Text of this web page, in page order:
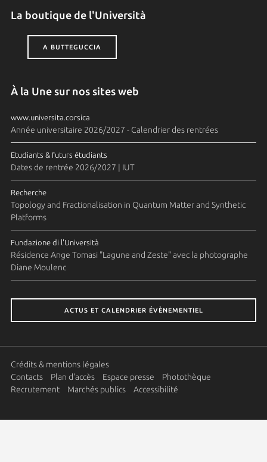
La boutique de l'Università
A BUTTEGUCCIA
À la Une sur nos sites web
www.universita.corsica
Année universitaire 2026/2027 - Calendrier des rentrées
Etudiants & futurs étudiants
Dates de rentrée 2026/2027 | IUT
Recherche
Topology and Fractionalisation in Quantum Matter and Synthetic
Platforms
Fundazione di l'Università
Résidence Ange Tomasi "Lagune and Zeste" avec la photographe
Diane Moulenc
ACTUS ET CALENDRIER ÉVÈNEMENTIEL
Crédits & mentions légales
Contacts
Plan d'accès Espace presse
Photothèque
Recrutement
Marchés publics Accessibilité